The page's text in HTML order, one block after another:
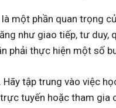
một phần quan trọng
như giao tiếp, tư duy,
phải thực hiện một số
tập trung vào việc
tuyến hoặc tham gia